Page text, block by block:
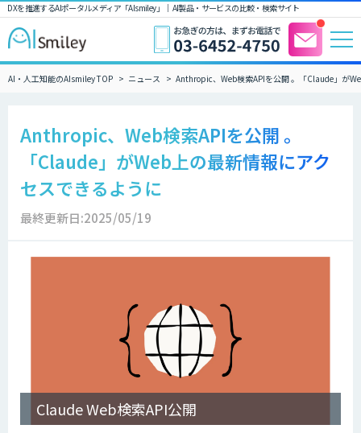
DXを推進するAIポータルメディア「AIsmiley」｜ AI製品・サービスの比較・検索サイト
AI・人工知能のAIsmiley TOP ニュース Anthropic、Web検索APIを公開 。「Claude」が
Anthropic、Web検索APIを公開 。
「Claude」がWeb上の最新情報にアク
セスできるように
最終更新日:2025/05/19
Claude Web検索API公開